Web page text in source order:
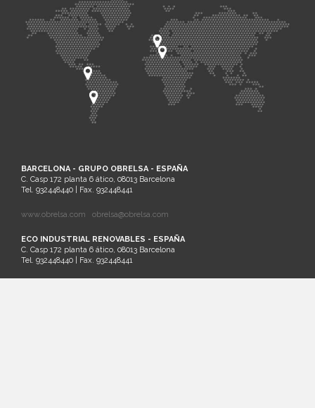
BARCELONA - GRUPO OBRELSA - ESPAÑA
C. Casp 172 planta 6 ático, 08013 Barcelona
Tel. 932448440 | Fax. 932448441
www.obrelsa.com obrelsa@obrelsa.com
ECO INDUSTRIAL RENOVABLES - ESPAÑA
C. Casp 172 planta 6 ático, 08013 Barcelona
Tel. 932448440 | Fax. 932448441